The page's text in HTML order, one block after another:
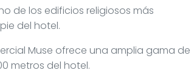
de los edificios religiosos más
del hotel.
Muse ofrece una amplia gama de
metros del hotel.